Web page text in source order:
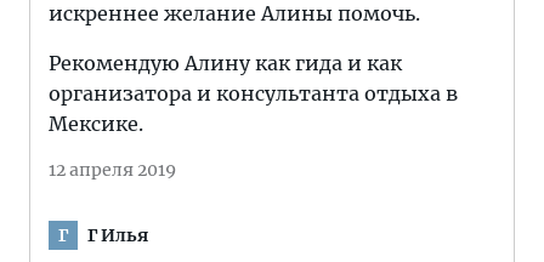
искреннее желание Алины помочь.
Рекомендую Алину как гида и как
организатора и консультанта отдыха в
Мексике.
12 апреля 2019
Г Г Илья